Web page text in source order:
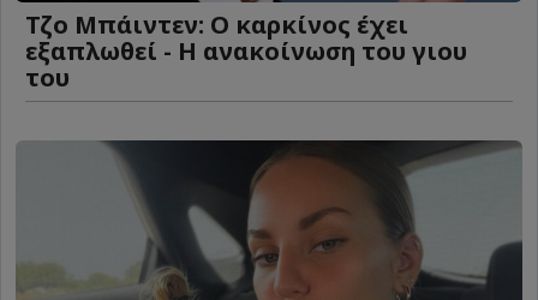
Τζο Μπάιντεν: Ο καρκίνος έχει
εξαπλωθεί - Η ανακοίνωση του γιου
του